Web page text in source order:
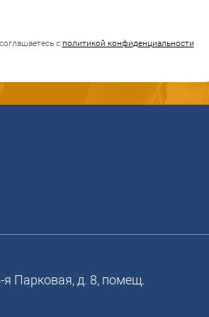
с политикой конфиденциальности
Парковая, д. 8, помещ.